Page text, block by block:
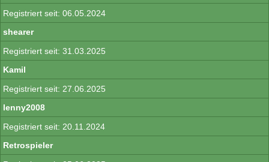
06.05.2024
shearer
31.03.2025
Kamil
27.06.2025
lenny2008
20.11.2024
Retrospieler